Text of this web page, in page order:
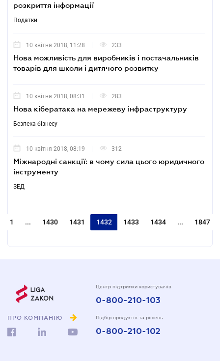
розкриття інформації
Податки
10 квітня 2018, 11:28 233
Нова можливість для виробників і постачальників
товарів для школи і дитячого розвитку
10 квітня 2018, 08:31 283
Нова кібератака на мережеву інфраструктуру
Безпека бізнесу
10 квітня 2018, 08:19 312
Міжнародні санкції: в чому сила цього юридичного
інструменту
ЗЕД
1 ... 1430 1431 1432 1433 1434 ... 1847
ПРО КОМПАНІЮ
Центр підтримки користувачів
0-800-210-103
Підбір продуктів та рішень
0-800-210-102